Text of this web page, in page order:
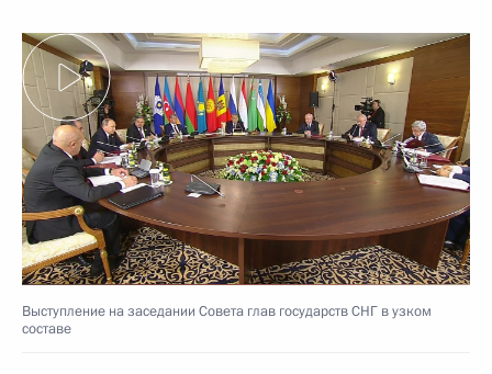
Выступление на заседании Совета глав государств СНГ в узком
составе